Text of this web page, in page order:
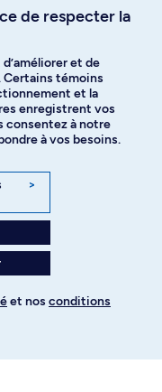
Instagram
YouTube
de respecter la
et de
Certains témoins
et la
enregistrent vos
consentez à notre
à vos besoins.
>
et nos conditions